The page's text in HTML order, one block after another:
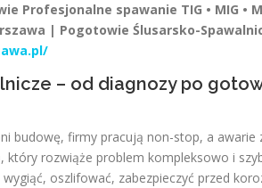
Profesjonalne spawanie TIG • MIG •
| Pogotowie Ślusarsko-
– od diagnozy po
budowę, firmy pracują non-stop, a awarie
rozwiąże problem kompleksowo i
oszlifować, zabezpieczyć przed